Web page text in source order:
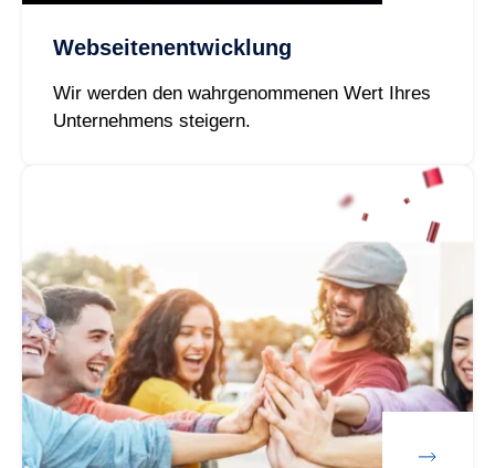
Webseitenentwicklung
Wir werden den wahrgenommenen Wert Ihres
Unternehmens steigern.